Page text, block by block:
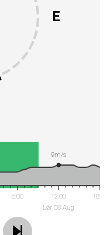
E
6:00
12:00
Lør 08 Aug
9m/s